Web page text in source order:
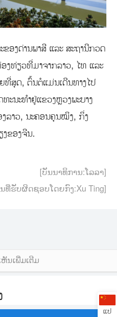
ຂອງດ່ານພາສີ ແລະ ສະຖານີກວດ
ງທ່ຽວທີ່ມາຈາກລາວ, ໄທ ແລະ
ທີ່ສຸດ, ຕົ້ນຕໍແມ່ນເດີນທາງໄປ
ະນະທຳຢູ່ແຂວງຫຼວງພະບາງ
ລາວ, ນະຄອນຄຸນໝິງ, ກິ່ງ
ງຂອງຈີນ.
[ບັນນາທິການ:ໂລລາ]
ທີ່ຮັບຜິດຊອບໂດຍກົງ:Xu Ting]
ນເພີ່ມເຕີມ
ແປ